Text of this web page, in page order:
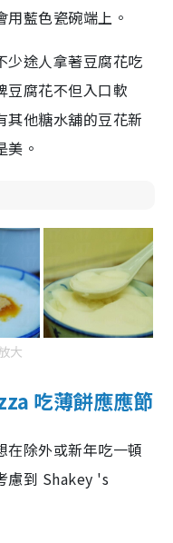
藍色瓷碗端上。
少途人拿著豆腐花吃
豆腐花不但入口軟
其他糖水舖的豆花新
美。
大
吃薄餅應應節
除外或新年吃一頓
慮到 Shakey 's